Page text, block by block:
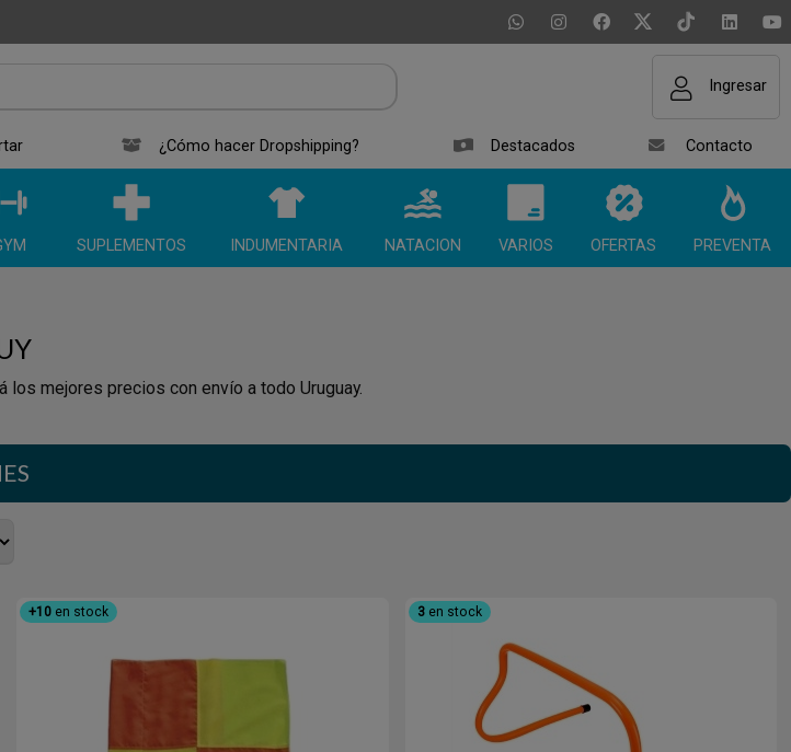
Ingresar
¿Cómo hacer Dropshipping? Destacados Contacto
SUPLEMENTOS INDUMENTARIA NATACION VARIOS OFERTAS PREVENTA
mejores precios con envío a todo Uruguay.
+10 en stock 3en stock